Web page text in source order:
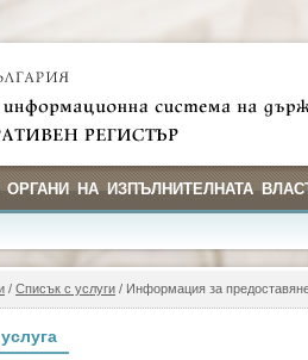
НА ИЗПЪЛНИТЕЛНАТА
/ Списък с услуги / Информация за